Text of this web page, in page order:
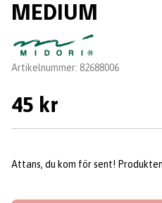
MEDIUM
Leverantör:
Artikelnummer: 82688006
45 kr
Attans, du kom för sent!